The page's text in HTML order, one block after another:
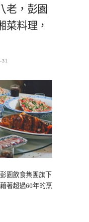
老，彭園
菜料理，
園飲食集團旗下
著超過60年的烹